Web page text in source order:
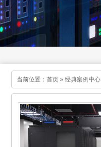
当前位置： 首页 » 经典案例中心